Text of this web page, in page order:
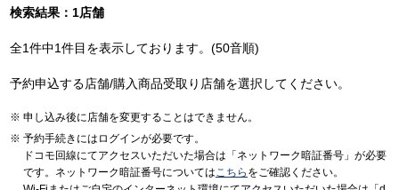
検索結果：1店舗
全1件中1件目を表示しております。(50音順)
予約申込する店舗/購入商品受取り店舗を選択してください。
申し込み後に店舗を変更することはできません。
予約手続きにはログインが必要です。
ドコモ回線にてアクセスいただいた場合は「ネットワーク暗証番号」が必要
です。ネットワーク暗証番号についてはこちら をご確認ください。